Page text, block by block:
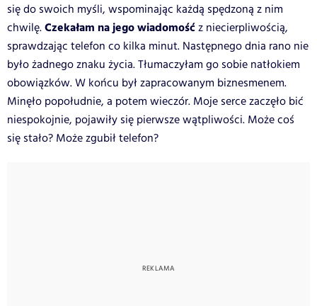
się do swoich myśli, wspominając każdą spędzoną z nim
chwilę.Czekałam na jego wiadomośćz niecierpliwością,
sprawdzając telefon co kilka minut. Następnego dnia rano nie
było żadnego znaku życia. Tłumaczyłam go sobie natłokiem
obowiązków. W końcu był zapracowanym biznesmenem.
Minęło popołudnie, a potem wieczór. Moje serce zaczęło bić
niespokojnie, pojawiły się pierwsze wątpliwości. Może coś
się stało? Może zgubił telefon?